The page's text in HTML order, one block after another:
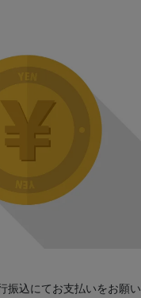
振込にてお支払いをお願い